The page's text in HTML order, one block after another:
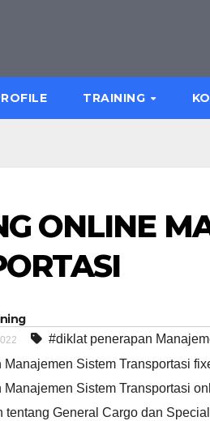
TRAINING
ONLINE
#diklat penerapan
Manajemen Sistem Transportasi
Manajemen Sistem Transportasi
tentang General Cargo dan